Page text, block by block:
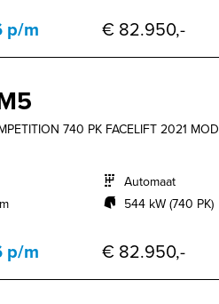
p/m € 82.950,-
740 PK FACELIFT 2021
Automaat
544 kW (740 PK)
p/m € 82.950,-